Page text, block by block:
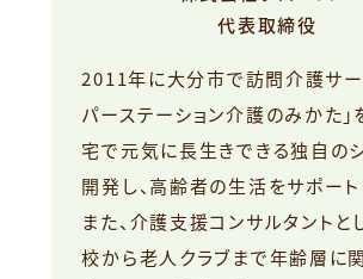
代表取締役
2011年に大分市で訪問介護サー
パーステーション介護のみかた」
宅で元気に長生きできる独自の
開発し、高齢者の生活をサポート
また、介護支援コンサルタントと
校から老人クラブまで年齢層に